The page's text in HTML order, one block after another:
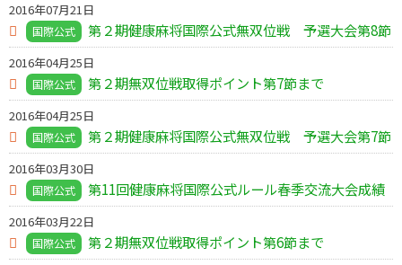
2016年07月21日
国際公式 第２期健康麻将国際公式無双位戦 予選大会第8節
2016年04月25日
国際公式 第２期無双位戦取得ポイント第7節まで
2016年04月25日
国際公式 第２期健康麻将国際公式無双位戦 予選大会第7節
2016年03月30日
国際公式 第11回健康麻将国際公式ルール春季交流大会成績
2016年03月22日
国際公式 第２期無双位戦取得ポイント第6節まで